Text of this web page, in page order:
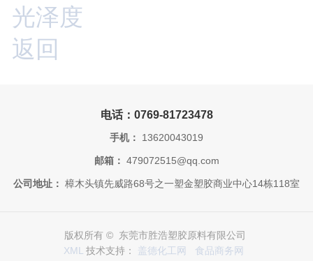
光泽度
返回
电话：0769-81723478
手机： 13620043019
邮箱： 479072515@qq.com
公司地址： 樟木头镇先威路68号之一塑金塑胶商业中心14栋118室
版权所有 © 东莞市胜浩塑胶原料有限公司
XML 技术支持： 盖德化工网 食品商务网